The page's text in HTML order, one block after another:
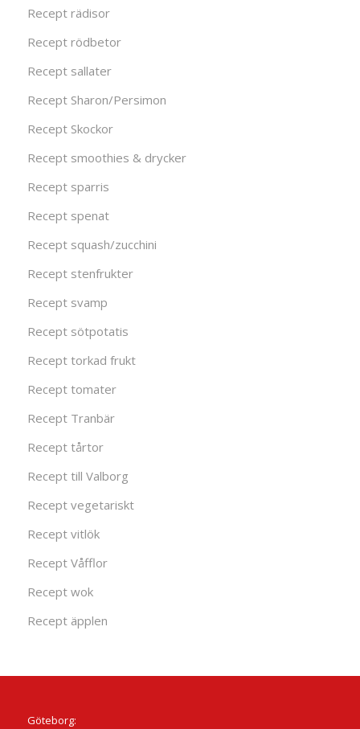
Recept rädisor
Recept rödbetor
Recept sallater
Recept Sharon/Persimon
Recept Skockor
Recept smoothies & drycker
Recept sparris
Recept spenat
Recept squash/zucchini
Recept stenfrukter
Recept svamp
Recept sötpotatis
Recept torkad frukt
Recept tomater
Recept Tranbär
Recept tårtor
Recept till Valborg
Recept vegetariskt
Recept vitlök
Recept Våfflor
Recept wok
Recept äpplen
Göteborg: